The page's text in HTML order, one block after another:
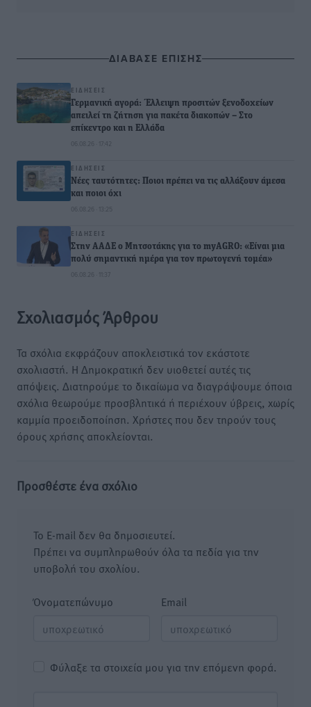
ΔΙΑΒΑΣΕ ΕΠΙΣΗΣ
ΕΙΔΉΣΕΙΣ
Γερμανική αγορά: Έλλειψη προσιτών ξενοδοχείων
απειλεί τη ζήτηση για πακέτα διακοπών – Στο
επίκεντρο και η Ελλάδα
06.08.26 · 17:42
ΕΙΔΉΣΕΙΣ
Νέες ταυτότητες: Ποιοι πρέπει να τις αλλάξουν άμεσα
και ποιοι όχι
06.08.26 · 13:25
ΕΙΔΉΣΕΙΣ
Στην ΑΑΔΕ ο Μητσοτάκης για το myAGRO: «Είναι μια
πολύ σημαντική ημέρα για τον πρωτογενή τομέα»
06.08.26 · 11:37
Σχολιασμός Άρθρου
Τα σχόλια εκφράζουν αποκλειστικά τον εκάστοτε
σχολιαστή. Η Δημοκρατική δεν υιοθετεί αυτές τις
απόψεις. Διατηρούμε το δικαίωμα να διαγράψουμε όποια
σχόλια θεωρούμε προσβλητικά ή περιέχουν ύβρεις, χωρίς
καμμία προειδοποίηση. Χρήστες που δεν τηρούν τους
όρους χρήσης αποκλείονται.
Προσθέστε ένα σχόλιο
Το E-mail δεν θα δημοσιευτεί.
Πρέπει να συμπληρωθούν όλα τα πεδία για την
υποβολή του σχολίου.
Όνοματεπώνυμο Email
Φύλαξε τα στοιχεία μου για την επόμενη φορά.